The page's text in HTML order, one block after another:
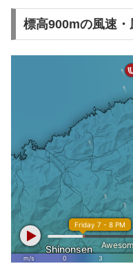
標高900mの風速・